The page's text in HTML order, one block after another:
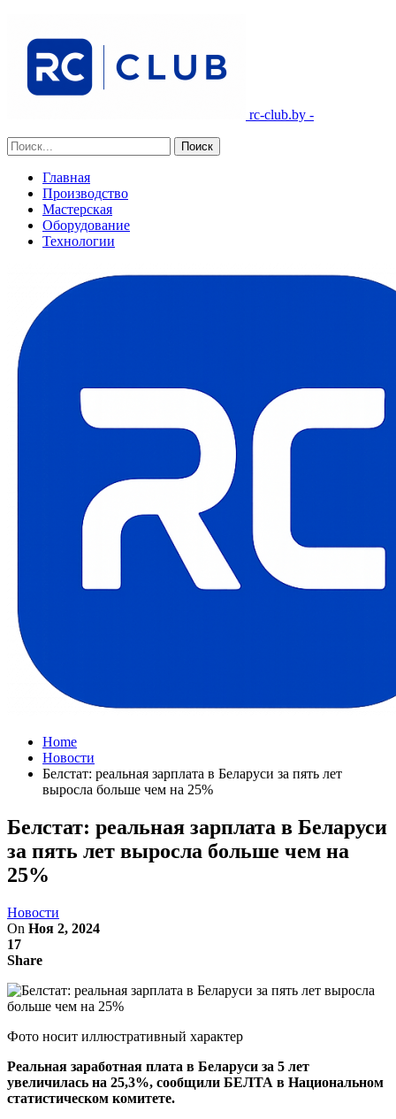
rc-club.by -
Главная
Производство
Мастерская
Оборудование
Технологии
Home
Новости
Белстат: реальная зарплата в Беларуси за пять лет
выросла больше чем на 25%
Белстат: реальная зарплата в Беларуси
за пять лет выросла больше чем на
25%
Новости
On Ноя 2, 2024
17
Share
Фото носит иллюстративный характер
Реальная заработная плата в Беларуси за 5 лет
увеличилась на 25,3%, сообщили БЕЛТА в Национальном
статистическом комитете.